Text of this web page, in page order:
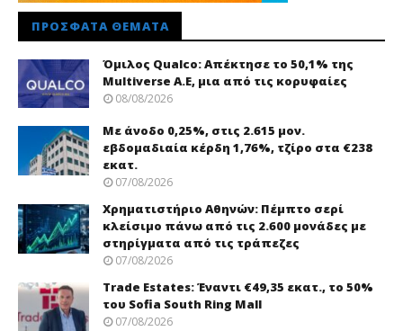
ΠΡΌΣΦΑΤΑ ΘΈΜΑΤΑ
Όμιλος Qualco: Απέκτησε το 50,1% της
Multiverse A.E, μια από τις κορυφαίες
08/08/2026
Με άνοδο 0,25%, στις 2.615 μον.
εβδομαδιαία κέρδη 1,76%, τζίρο στα €238
εκατ.
07/08/2026
Χρηματιστήριο Αθηνών: Πέμπτο σερί
κλείσιμο πάνω από τις 2.600 μονάδες με
στηρίγματα από τις τράπεζες
07/08/2026
Trade Εstates: Έναντι €49,35 εκατ., το 50%
του Sofia South Ring Mall
07/08/2026